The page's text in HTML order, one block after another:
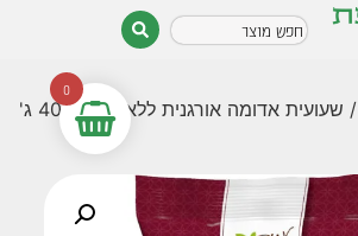
/ שעועית אדומה אורגנית ללא גלוטן 400 ג'
0